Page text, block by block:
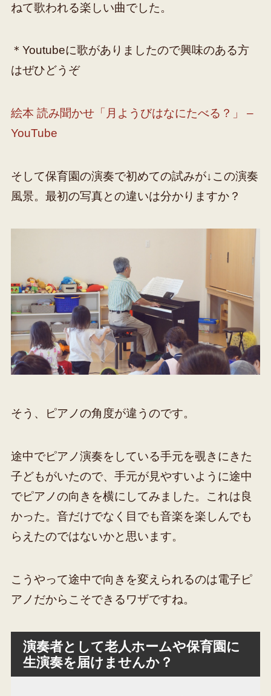
ねて歌われる楽しい曲でした。
＊Youtubeに歌がありましたので興味のある方
はぜひどうぞ
絵本 読み聞かせ「月ようびはなにたべる？」 –
YouTube
そして保育園の演奏で初めての試みが↓この演奏
風景。最初の写真との違いは分かりますか？
そう、ピアノの角度が違うのです。
途中でピアノ演奏をしている手元を覗きにきた
子どもがいたので、手元が見やすいように途中
でピアノの向きを横にしてみました。これは良
かった。音だけでなく目でも音楽を楽しんでも
らえたのではないかと思います。
こうやって途中で向きを変えられるのは電子ピ
アノだからこそできるワザですね。
演奏者として老人ホームや保育園に
生演奏を届けませんか？